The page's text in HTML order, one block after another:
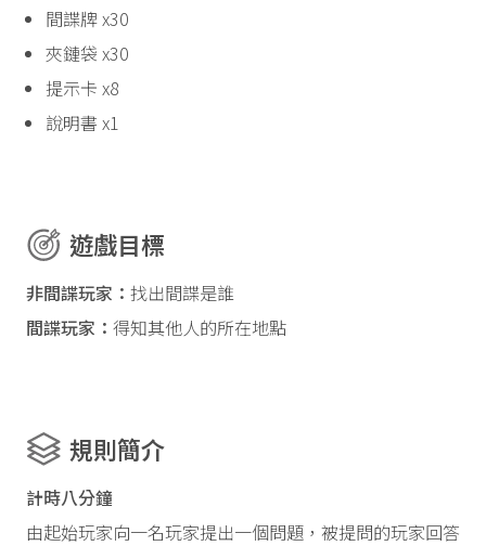
間諜牌 x30
夾鏈袋 x30
提示卡 x8
說明書 x1
遊戲目標
非間諜玩家： 找出間諜是誰
間諜玩家： 得知其他人的所在地點
規則簡介
計時八分鐘
由起始玩家向一名玩家提出一個問題，被提問的玩家回答